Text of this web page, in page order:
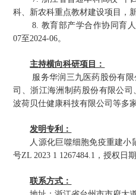
科、新农科重点教材建设项目，
8. 教育部产学合作协同育人
07至2024-06。
主持横向科研项目：
服务华润三九医药股份有
司、浙江海洲制药股份有限公
波荷贝仕健康科技有限公司等多
发明专利：
人源化巨噬细胞免疫重建小
号ZL 2023 1 1267484.1，授权日
联系方式：